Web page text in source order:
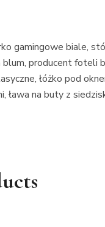
gamingowe biale,
blum, producent foteli
łóżko pod
ława na buty z